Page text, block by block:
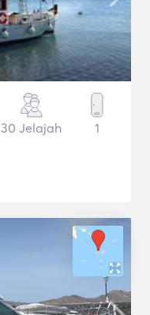
30 Jelajah 1